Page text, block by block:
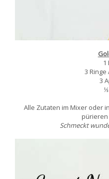
1
3 Ringe
3
Alle Zutaten im Mixer oder
pürieren
Schmeckt